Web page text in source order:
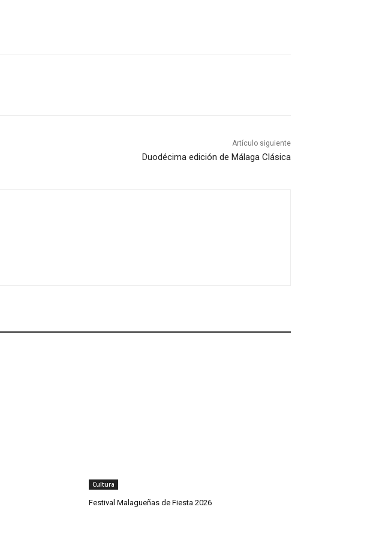
Artículo siguiente
Duodécima edición de Málaga Clásica
Cultura
Festival Malagueñas de Fiesta 2026